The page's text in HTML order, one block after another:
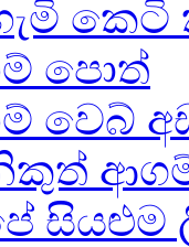
කෙටි
පොත්
වෙබ්
සියළුම